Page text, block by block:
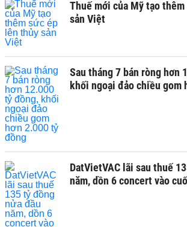
Thuế mới của Mỹ tạo
sản Việt
Sau tháng 7 bán ròng hơn
khối ngoại đảo chiều gom
DatVietVAC lãi sau thuế
năm, dồn 6 concert vào